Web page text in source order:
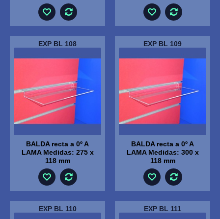
EXP BL 108
BALDA recta a 0º A
LAMA Medidas: 275 x
118 mm
EXP BL 109
BALDA recta a 0º A
LAMA Medidas: 300 x
118 mm
EXP BL 110 EXP BL 111